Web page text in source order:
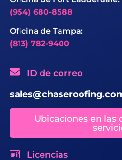
(954) 680-8588
Oficina de Tampa:
(813) 782-9400
ID de correo
Ubicaciones en las
Licencias